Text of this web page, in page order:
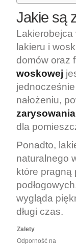
Jakie są
Lakierobejca
lakieru i
domów oraz
woskowej
nałożeniu,
dla
Ponadto,
naturalnego
które
wygląda
długi czas.
Zalety
Odporność na